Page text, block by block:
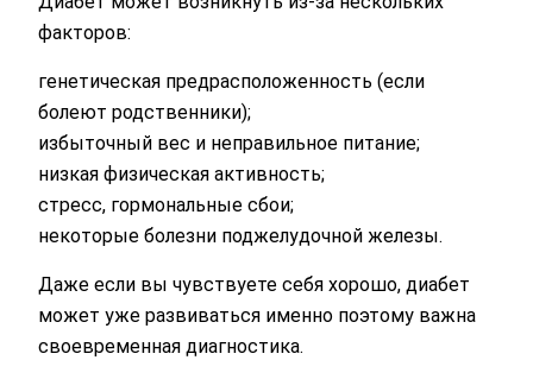
факторов:
генетическая предрасположенность (если
болеют родственники);
избыточный вес и неправильное питание;
низкая физическая активность;
стресс, гормональные сбои;
некоторые болезни поджелудочной железы.
Даже если вы чувствуете себя хорошо, диабет
может уже развиваться именно поэтому важна
своевременная диагностика.